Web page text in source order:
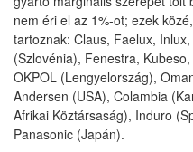
nem éri el az 1%-ot; ezek
tartoznak: Claus, Faelux,
(Szlovénia), Fenestra,
OKPOL (Lengyelország),
Andersen (USA), Colambia
Afrikai Köztársaság), Induro
Panasonic (Japán).